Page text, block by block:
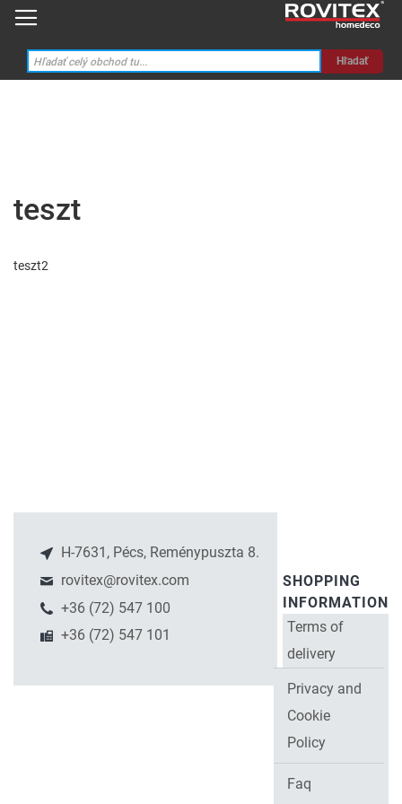
Hľadať
teszt
teszt2
H-7631, Pécs, Reménypuszta 8.
rovitex@rovitex.com
+36 (72) 547 100
+36 (72) 547 101
SHOPPING
INFORMATION
Terms of
delivery
Privacy and
Cookie
Policy
Faq